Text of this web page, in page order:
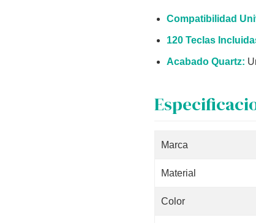
Compatibilidad
120 Teclas
Acabado Quartz:
Marca
Material
Color